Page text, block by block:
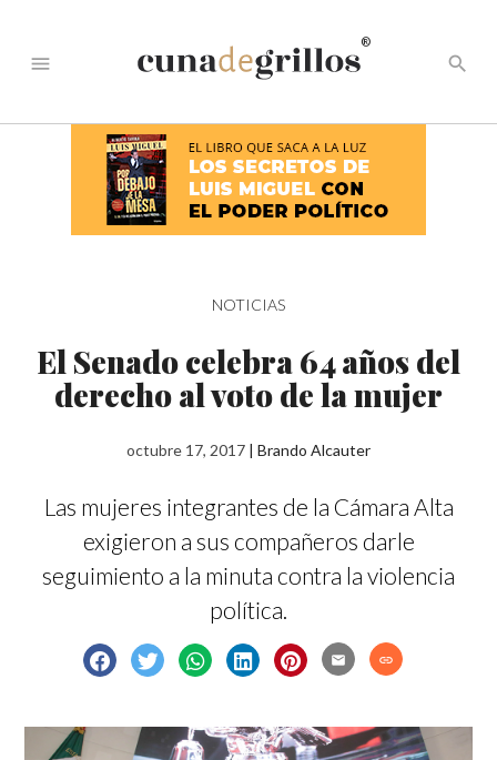
menu
®
search
NOTICIAS
El Senado celebra 64 años del
derecho al voto de la mujer
octubre 17, 2017 | Brando Alcauter
Las mujeres integrantes de la Cámara Alta
exigieron a sus compañeros darle
seguimiento a la minuta contra la violencia
política.
email link